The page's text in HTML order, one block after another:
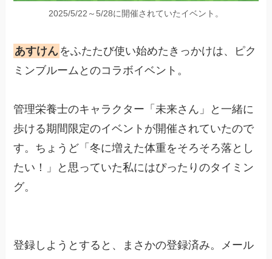
2025/5/22～5/28に開催されていたイベント。
あすけん をふたたび使い始めたきっかけは、ピク
ミンブルームとのコラボイベント。
管理栄養士のキャラクター「未来さん」と一緒に
歩ける期間限定のイベントが開催されていたので
す。ちょうど「冬に増えた体重をそろそろ落とし
たい！」と思っていた私にはぴったりのタイミン
グ。
登録しようとすると、まさかの登録済み。メール